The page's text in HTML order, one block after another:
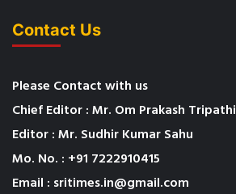
Contact Us
Please Contact with us
Chief Editor : Mr. Om Prakash Tripathi
Editor : Mr. Sudhir Kumar Sahu
Mo. No. : +91 7222910415
Email : sritimes.in@gmail.com